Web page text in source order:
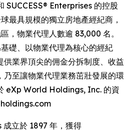
SUCCESS® Enterprises 的控股
最具規模的獨立房地產經紀商，
，物業代理人數逾 83,000 名。
礎、以物業代理為核心的經紀
供業界頂尖的佣金分拆制度、收益
乃至讓物業代理業務茁壯發展的環
eXp World Holdings, Inc. 的資
成立於 1897 年，獲得